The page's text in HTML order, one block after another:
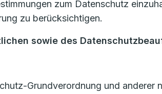
zum Datenschutz
zu berücksichtigen.
sowie des
Grundverordnung und